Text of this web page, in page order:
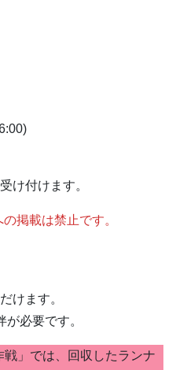
け付けます。
掲載は禁止です。
けます。
必要です。
」では、回収したランナ